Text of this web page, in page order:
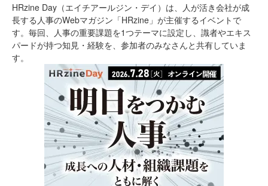
HRzine Day（エイチアールジン・デイ）は、人が活き会社が成
長する人事のWebマガジン「HRzine」が主催するイベントで
す。毎回、人事の重要課題を1つテーマに設定し、識者やエキス
パードが持つ知見・経験を、参加者のみなさんと共有していま
す。